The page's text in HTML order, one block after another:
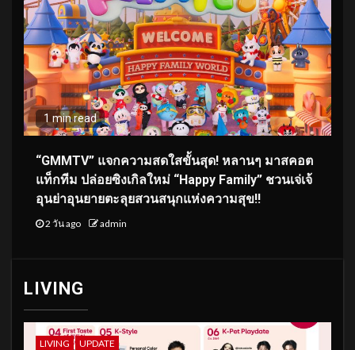
1 min read
“GMMTV” แจกความสดใสขั้นสุด! หลานๆ มาสคอต
แท็กทีม ปล่อยซิงเกิลใหม่ “Happy Family” ชวนเจ่เจ้
อุนย่าอุนยายตะลุยสวนสนุกแห่งความสุข!!
2 วัน ago admin
LIVING
LIVING UPDATE